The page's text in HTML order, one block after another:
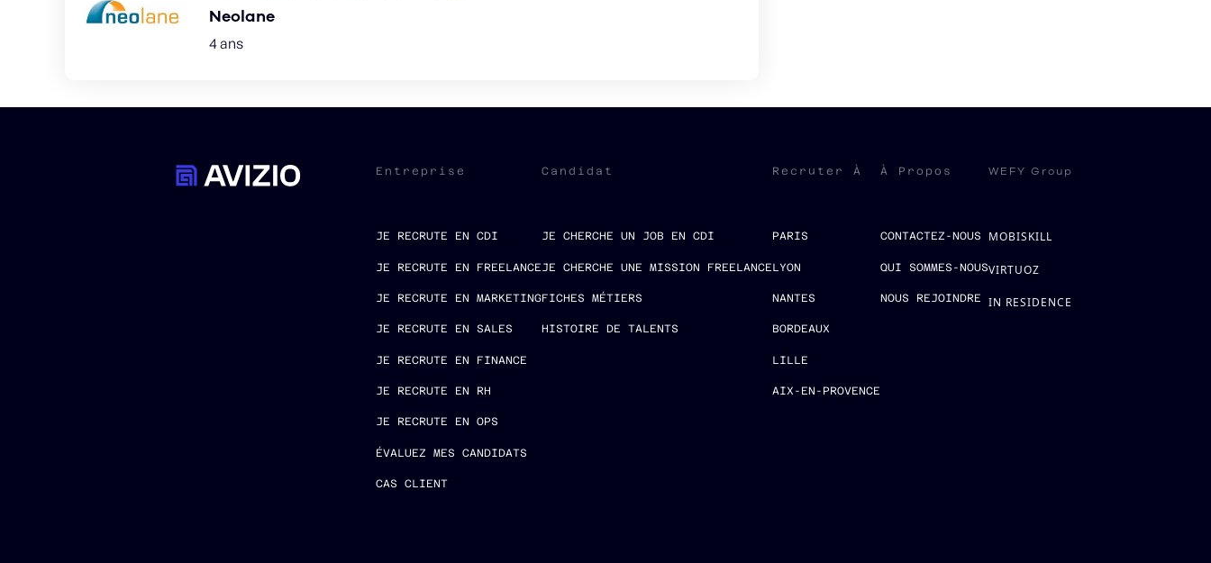
Neolane
4 ans
Entreprise
JE RECRUTE EN CDI
JE RECRUTE EN FREELANCE
JE RECRUTE EN MARKETING
JE RECRUTE EN SALES
JE RECRUTE EN FINANCE
JE RECRUTE EN RH
JE RECRUTE EN OPS
ÉVALUEZ MES CANDIDATS
CAS CLIENT
Candidat
JE CHERCHE UN JOB EN CDI
JE CHERCHE UNE MISSION FREELANCE
FICHES MÉTIERS
HISTOIRE DE TALENTS
Recruter À
PARIS
LYON
NANTES
BORDEAUX
LILLE
AIX-EN-PROVENCE
À Propos
CONTACTEZ-NOUS
QUI SOMMES-NOUS
NOUS REJOINDRE
WEFY Group
MOBISKILL
VIRTUOZ
IN RESIDENCE